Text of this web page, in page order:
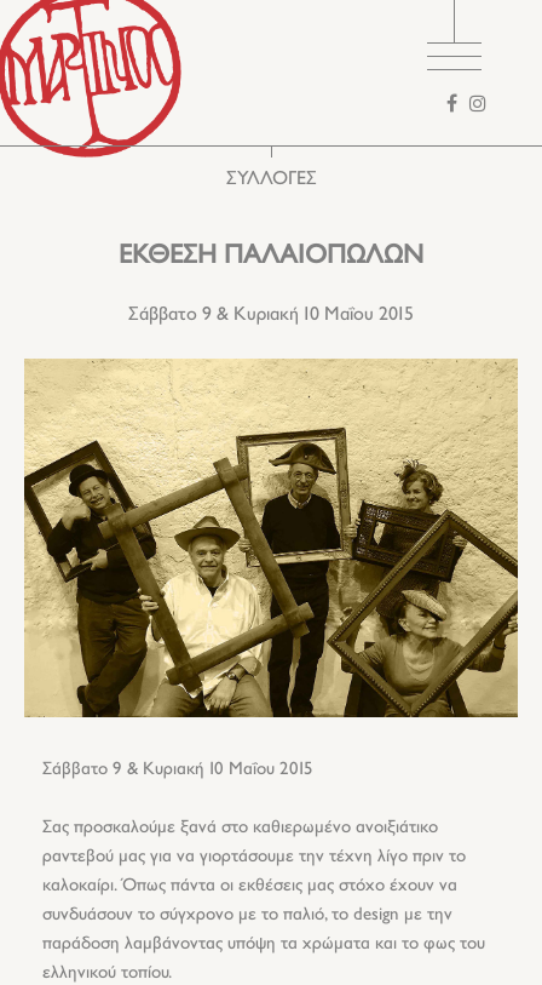
ΣΥΛΛΟΓΕΣ
ΕΚΘΕΣΗ ΠΑΛΑΙΟΠΩΛΩΝ
Σάββατο 9 & Κυριακή 10 Μαΐου 2015
Σάββατο 9 & Κυριακή 10 Μαΐου 2015
Σας προσκαλούμε ξανά στο καθιερωμένο ανοιξιάτικο
ραντεβού μας για να γιορτάσουμε την τέχνη λίγο πριν το
καλοκαίρι. Όπως πάντα οι εκθέσεις μας στόχο έχουν να
συνδυάσουν το σύγχρονο με το παλιό, το design με την
παράδοση λαμβάνοντας υπόψη τα χρώματα και το φως του
ελληνικού τοπίου.